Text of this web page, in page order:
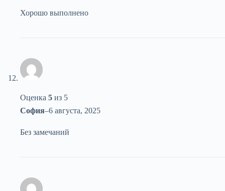
Хорошо выполнено
Оценка 5 из 5
София–6 августа, 2025
Без замечаний